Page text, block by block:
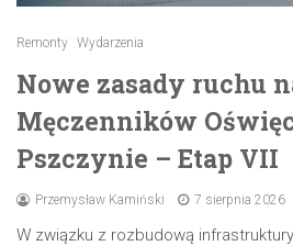
Remonty Wydarzenia
Nowe zasady ruchu
Męczenników
Pszczynie – Etap VII
Przemysław Kamiński 7 sierpnia 2026
W związku z rozbudową